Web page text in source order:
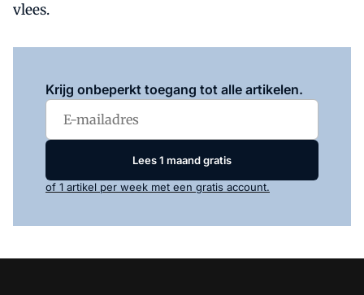
vlees.
Krijg onbeperkt toegang tot alle artikelen.
Lees 1 maand gratis
of 1 artikel per week met een gratis account.